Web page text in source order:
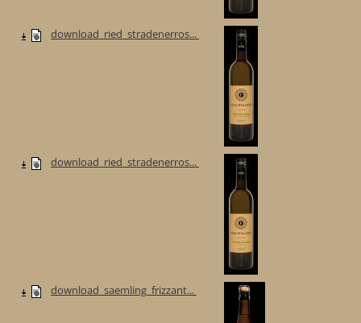
download_ried_stradenerros...
download_ried_stradenerros...
download_saemling_frizzant...